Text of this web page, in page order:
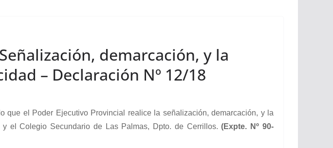
demarcación, y la
– Declaración Nº 12/18
que el Poder Ejecutivo Provincial realice la señalización, demarcación, y la
el Colegio Secundario de Las Palmas, Dpto. de Cerrillos. (Expte. Nº 90-